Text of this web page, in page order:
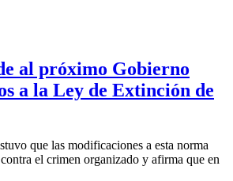
al próximo Gobierno
a la Ley de Extinción de
que las modificaciones a esta norma
el crimen organizado y afirma que en